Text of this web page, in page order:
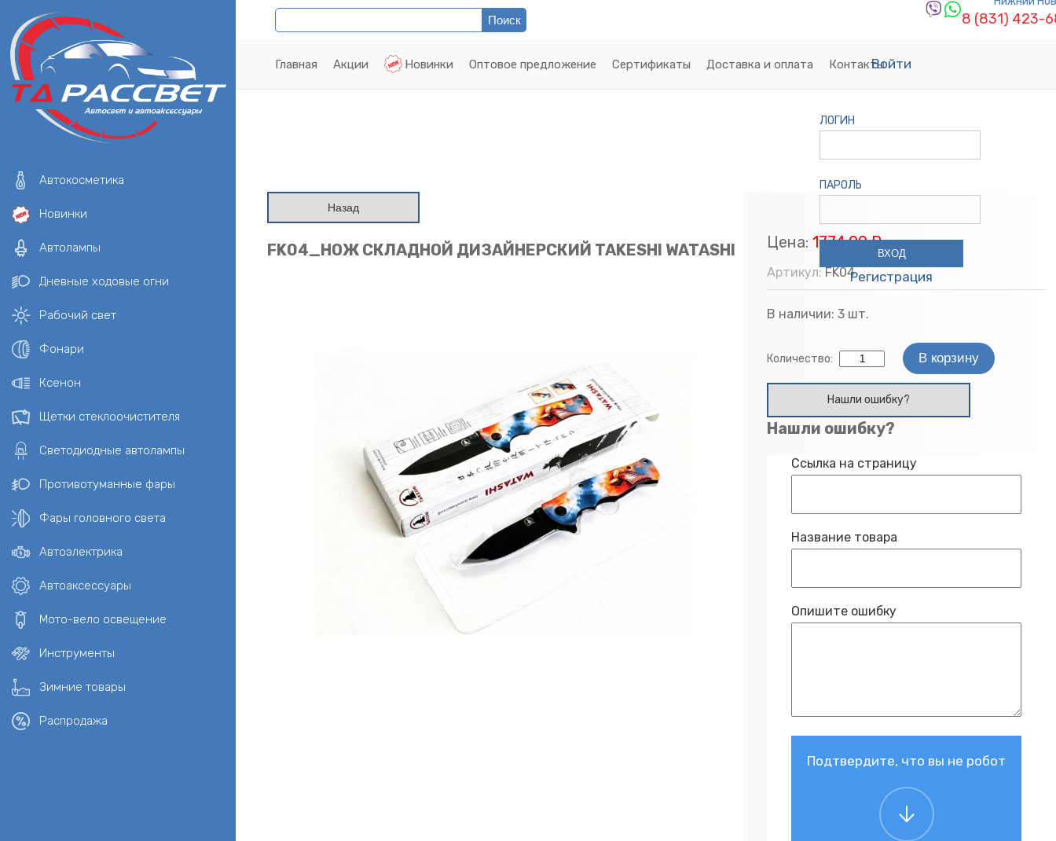
Автокосметика
Новинки
Автолампы
Дневные ходовые огни
Рабочий свет
Фонари
Ксенон
Щетки стеклоочистителя
Светодиодные автолампы
Противотуманные фары
Фары головного света
Автоэлектрика
Автоаксессуары
Мото-вело освещение
Инструменты
Зимние товары
Распродажа
8 (831) 423-
Главная Акции Новинки Оптовое предложение Сертификаты Доставка и оплата КонтактыВойти
ЛОГИН
ПАРОЛЬ
Регистрация
Назад
FK04_НОЖ СКЛАДНОЙ ДИЗАЙНЕРСКИЙ TAKESHI WATASHI Цена: 1774.00 Р
Артикул:FK04
В наличии: 3 шт.
Количество:
Нашли ошибку?
Нашли ошибку?
Ссылка на страницу
Название товара
Опишите ошибку
Подтвердите, что вы не робот